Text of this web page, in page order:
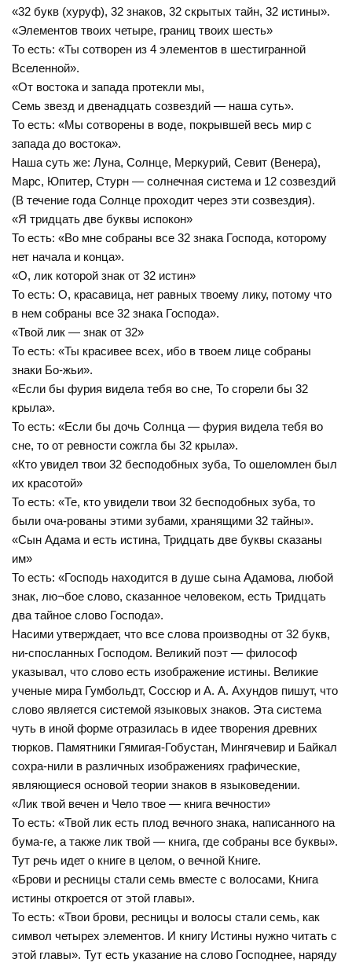
«32 букв (хуруф), 32 знаков, 32 скрытых тайн, 32 истины».
«Элементов твоих четыре, границ твоих шесть»
То есть: «Ты сотворен из 4 элементов в шестигранной
Вселенной».
«От востока и запада протекли мы,
Семь звезд и двенадцать созвездий — наша суть».
То есть: «Мы сотворены в воде, покрывшей весь мир с
запада до востока».
Наша суть же: Луна, Солнце, Меркурий, Севит (Венера),
Марс, Юпитер, Стурн — солнечная система и 12 созвездий
(В течение года Солнце проходит через эти созвездия).
«Я тридцать две буквы испокон»
То есть: «Во мне собраны все 32 знака Господа, которому
нет начала и конца».
«О, лик которой знак от 32 истин»
То есть: О, красавица, нет равных твоему лику, потому что
в нем собраны все 32 знака Господа».
«Твой лик — знак от 32»
То есть: «Ты красивее всех, ибо в твоем лице собраны
знаки Бо-жьи».
«Если бы фурия видела тебя во сне, То сгорели бы 32
крыла».
То есть: «Если бы дочь Солнца — фурия видела тебя во
сне, то от ревности сожгла бы 32 крыла».
«Кто увидел твои 32 бесподобных зуба, То ошеломлен был
их красотой»
То есть: «Те, кто увидели твои 32 бесподобных зуба, то
были оча-рованы этими зубами, хранящими 32 тайны».
«Сын Адама и есть истина, Тридцать две буквы сказаны
им»
То есть: «Господь находится в душе сына Адамова, любой
знак, лю¬бое слово, сказанное человеком, есть Тридцать
два тайное слово Господа».
Насими утверждает, что все слова производны от 32 букв,
ни-спосланных Господом. Великий поэт — философ
указывал, что слово есть изображение истины. Великие
ученые мира Гумбольдт, Соссюр и А. А. Ахундов пишут, что
слово является системой языковых знаков. Эта система
чуть в иной форме отразилась в идее творения древних
тюрков. Памятники Гямигая-Гобустан, Мингячевир и Байкал
сохра-нили в различных изображениях графические,
являющиеся основой теории знаков в языковедении.
«Лик твой вечен и Чело твое — книга вечности»
То есть: «Твой лик есть плод вечного знака, написанного на
бума-ге, а также лик твой — книга, где собраны все буквы».
Тут речь идет о книге в целом, о вечной Книге.
«Брови и ресницы стали семь вместе с волосами, Книга
истины откроется от этой главы».
То есть: «Твои брови, ресницы и волосы стали семь, как
символ четырех элементов. И книгу Истины нужно читать с
этой главы». Тут есть указание на слово Господнее, наряду